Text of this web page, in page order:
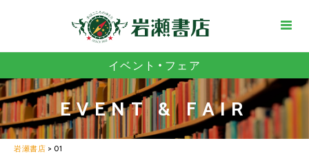
イベント・フェア
EVENT & FAIR
岩瀬書店 > 01